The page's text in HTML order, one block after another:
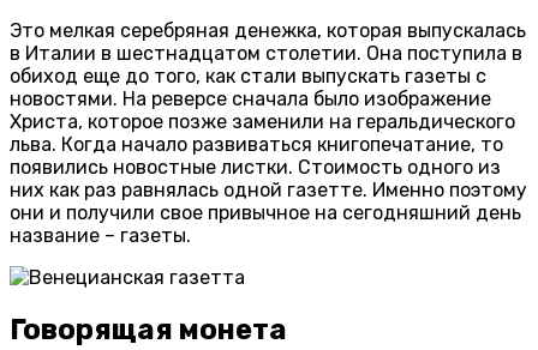
Это мелкая серебряная денежка, которая выпускалась
в Италии в шестнадцатом столетии. Она поступила в
обиход еще до того, как стали выпускать газеты с
новостями. На реверсе сначала было изображение
Христа, которое позже заменили на геральдического
льва. Когда начало развиваться книгопечатание, то
появились новостные листки. Стоимость одного из
них как раз равнялась одной газетте. Именно поэтому
они и получили свое привычное на сегодняшний день
название – газеты.
Говорящая монета